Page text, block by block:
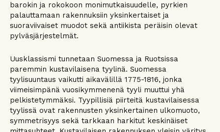
barokin ja rokokoon monimutkaisuudelle, pyrkien
palauttamaan rakennuksiin yksinkertaiset ja
suoraviivaiset muodot sekä antiikista peräisin olevat
pylväsjärjestelmät.
Uusklassismi tunnetaan Suomessa ja Ruotsissa
paremmin kustavilaisena tyylinä. Suomessa
tyylisuuntaus vaikutti aikavälillä 1775-1816, jonka
viimeisimpänä vuosikymmenenä tyyli muuttui yhä
pelkistetymmäksi. Tyypillisiä piirteitä kustavilaisessa
tyylissä ovat rakennusten yksinkertainen ulkomuoto,
symmetrisyys sekä tarkkaan harkitut keskinäiset